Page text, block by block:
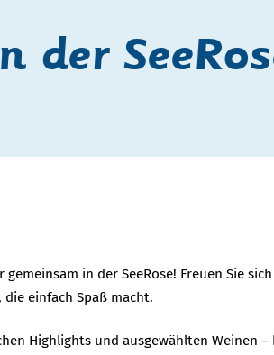
der
in der SeeRose! Freuen Sie
einfach Spaß macht.
Highlights und ausgewählten Weinen